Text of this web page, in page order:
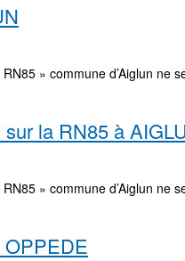
» commune d’Aiglun ne
la RN85 à
» commune d’Aiglun ne
OPPEDE